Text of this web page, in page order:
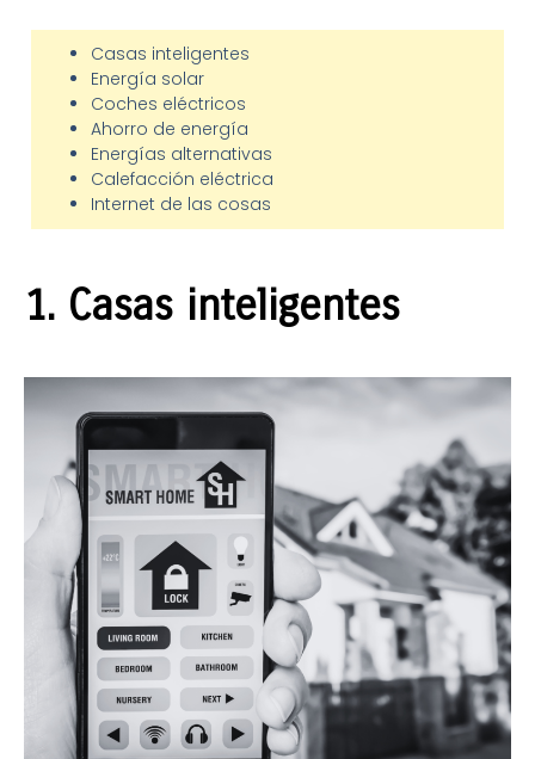
Casas inteligentes
Energía solar
Coches eléctricos
Ahorro de energía
Energías alternativas
Calefacción eléctrica
Internet de las cosas
1. Casas inteligentes